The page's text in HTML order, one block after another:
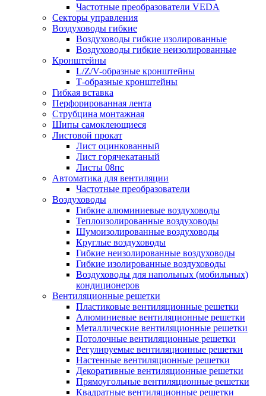
Частотные преобразователи VEDA
Секторы управления
Воздуховоды гибкие
Воздуховоды гибкие изолированные
Воздуховоды гибкие неизолированные
Кронштейны
L/Z/V-образные кронштейны
Т-образные кронштейны
Гибкая вставка
Перфорированная лента
Струбцина монтажная
Шипы самоклеющиеся
Листовой прокат
Лист оцинкованный
Лист горячекатаный
Листы 08пс
Автоматика для вентиляции
Частотные преобразователи
Воздуховоды
Гибкие алюминиевые воздуховоды
Теплоизолированные воздуховоды
Шумоизолированные воздуховоды
Круглые воздуховоды
Гибкие неизолированные воздуховоды
Гибкие изолированные воздуховоды
Воздуховоды для напольных (мобильных)
кондиционеров
Вентиляционные решетки
Пластиковые вентиляционные решетки
Алюминиевые вентиляционные решетки
Металлические вентиляционные решетки
Потолочные вентиляционные решетки
Регулируемые вентиляционные решетки
Настенные вентиляционные решетки
Декоративные вентиляционные решетки
Прямоугольные вентиляционные решетки
Квадратные вентиляционные решетки